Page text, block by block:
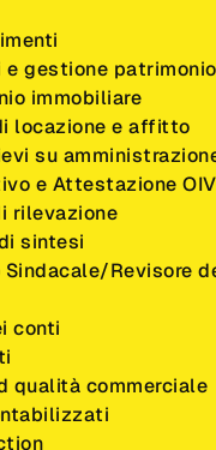
e gestione patrimonio
immobiliare
locazione e affitto
su
e Attestazione OIV
rilevazione
sintesi
Revisore
conti
qualità commerciale